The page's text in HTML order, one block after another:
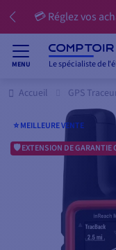
💳 Réglez vos
MENU Le spécialiste de
Accueil GPS
⭐️ MEILLEURE VENTE
EXTENSION DE GARANTIE